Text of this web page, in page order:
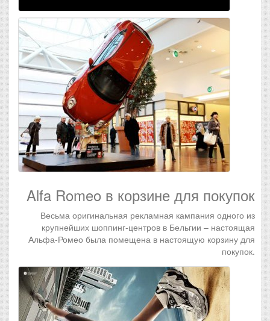
Alfa Romeo в корзине для покупок
Весьма оригинальная рекламная кампания одного из
крупнейших шоппинг-центров в Бельгии – настоящая
Альфа-Ромео была помещена в настоящую корзину для
покупок.